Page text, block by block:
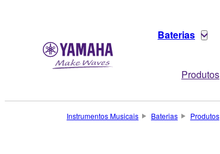
Baterias
Produtos
Instrumentos Musicais Baterias Produtos